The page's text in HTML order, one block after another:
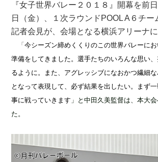
『女子世界バレー２０１８』開幕を前
日（金）、１次ラウンドPOOL A６チー
記者会見が、会場となる横浜アリーナに
「今シーズン締めくくりのこの世界バレーに
準備をしてきました。選手たちのいろんな思い
るように。また、アグレッシブになおかつ繊細
となって表現して、必ず結果を出したい。まず
事に戦っていきます 」と中田久美監督は、本大
た。